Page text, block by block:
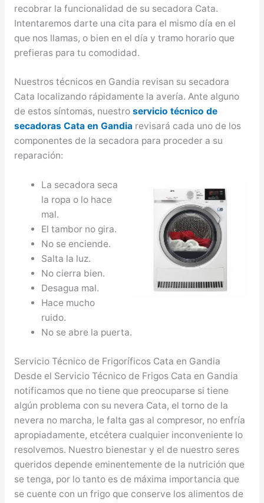
recobrar la funcionalidad de su secadora Cata.
Intentaremos darte una cita para el mismo día en el
que nos llamas, o bien en el día y tramo horario que
prefieras para tu comodidad.
Nuestros técnicos en Gandia revisan su secadora
Cata localizando rápidamente la avería. Ante alguno
de estos síntomas, nuestro servicio técnico de
secadoras Cata en Gandiarevisará cada uno de los
componentes de la secadora para proceder a su
reparación:
La secadora seca
la ropa o lo hace
mal.
El tambor no gira.
No se enciende.
Salta la luz.
No cierra bien.
Desagua mal.
Hace mucho
ruido.
No se abre la puerta.
Servicio Técnico de Frigoríficos Cata en Gandia
Desde el Servicio Técnico de Frigos Cata en Gandia
notificamos que no tiene que preocuparse si tiene
algún problema con su nevera Cata, el torno de la
nevera no marcha, le falta gas al compresor, no enfría
apropiadamente, etcétera cualquier inconveniente lo
resolvemos. Nuestro bienestar y el de nuestro seres
queridos depende eminentemente de la nutrición que
se tenga, por lo tanto es de máxima importancia que
se cuente con un frigo que conserve los alimentos de